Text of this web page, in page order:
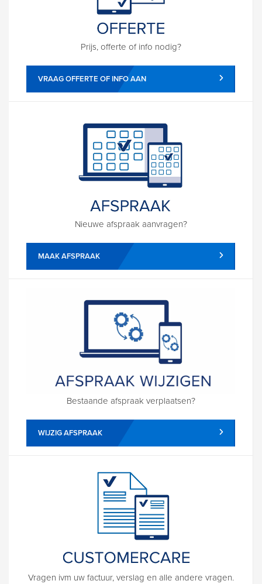
Prijs, offerte of info nodig?
VRAAG OFFERTE OF INFO AAN
Nieuwe afspraak aanvragen?
MAAK AFSPRAAK
Bestaande afspraak verplaatsen?
WIJZIG AFSPRAAK
Vragen ivm uw factuur, verslag en alle andere vragen.